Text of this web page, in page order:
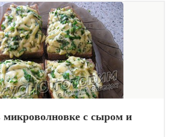
микроволновке с сыром и